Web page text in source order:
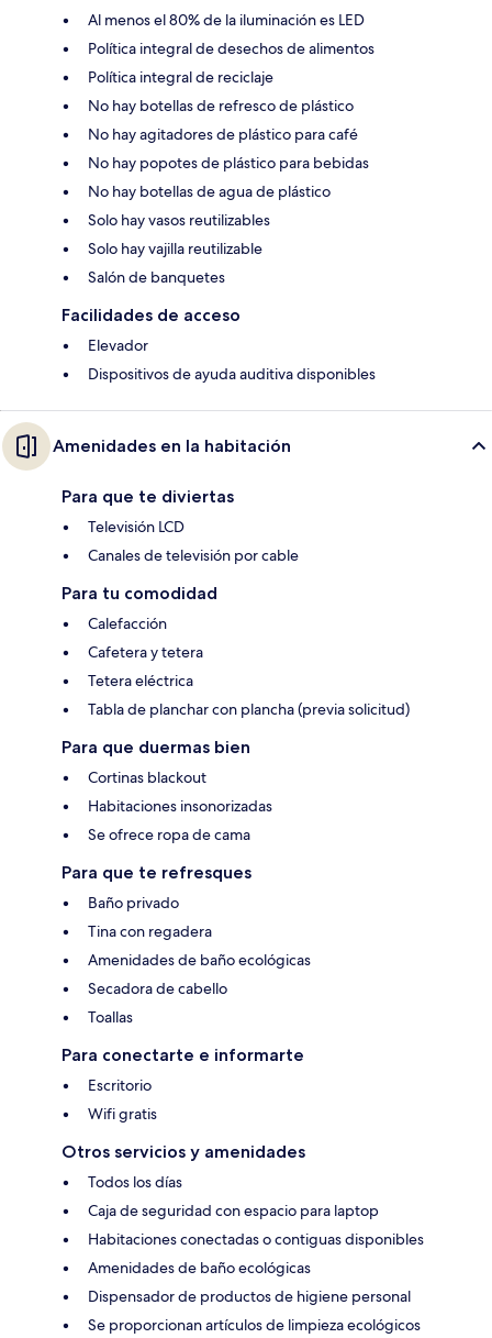
Al menos el 80% de la iluminación es LED
Política integral de desechos de alimentos
Política integral de reciclaje
No hay botellas de refresco de plástico
No hay agitadores de plástico para café
No hay popotes de plástico para bebidas
No hay botellas de agua de plástico
Solo hay vasos reutilizables
Solo hay vajilla reutilizable
Salón de banquetes
Facilidades de acceso
Elevador
Dispositivos de ayuda auditiva disponibles
Amenidades en la habitación
Para que te diviertas
Televisión LCD
Canales de televisión por cable
Para tu comodidad
Calefacción
Cafetera y tetera
Tetera eléctrica
Tabla de planchar con plancha (previa solicitud)
Para que duermas bien
Cortinas blackout
Habitaciones insonorizadas
Se ofrece ropa de cama
Para que te refresques
Baño privado
Tina con regadera
Amenidades de baño ecológicas
Secadora de cabello
Toallas
Para conectarte e informarte
Escritorio
Wifi gratis
Otros servicios y amenidades
Todos los días
Caja de seguridad con espacio para laptop
Habitaciones conectadas o contiguas disponibles
Amenidades de baño ecológicas
Dispensador de productos de higiene personal
Se proporcionan artículos de limpieza ecológicos